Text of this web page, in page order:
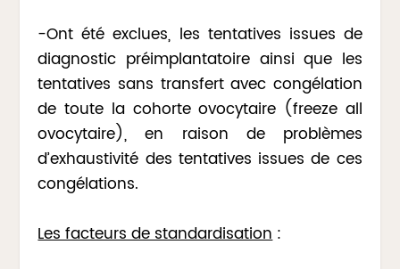
-Ont été exclues, les tentatives issues de
diagnostic préimplantatoire ainsi que les
tentatives sans transfert avec congélation
de toute la cohorte ovocytaire (freeze all
ovocytaire), en raison de problèmes
d’exhaustivité des tentatives issues de ces
congélations.
Les facteurs de standardisation: